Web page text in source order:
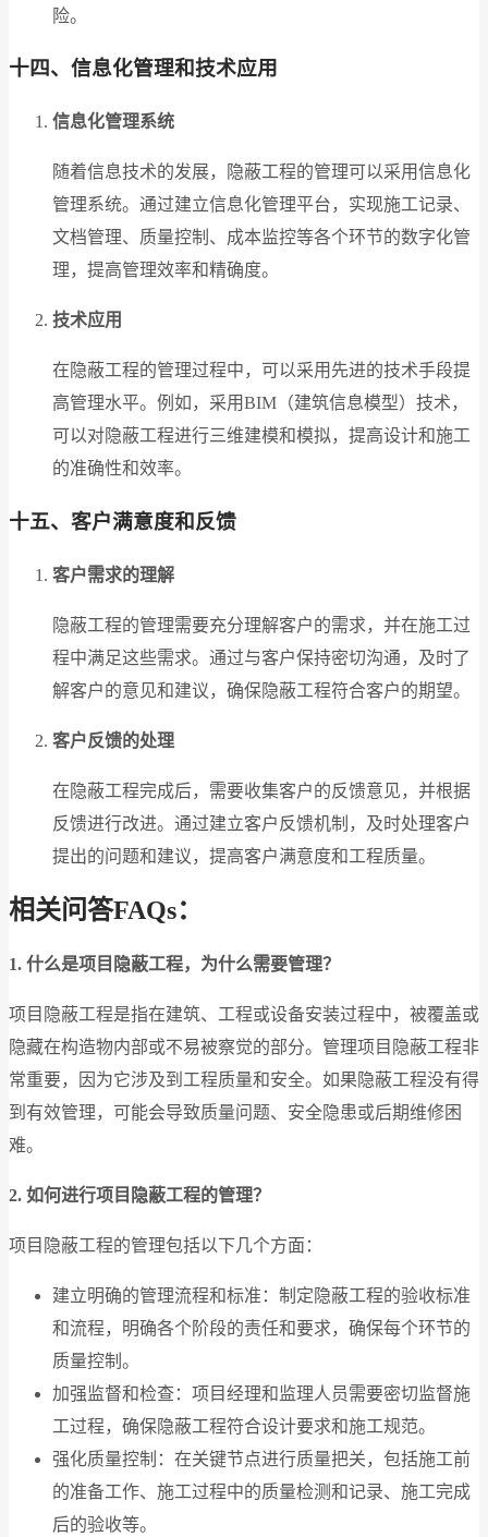
险。
十四、信息化管理和技术应用
信息化管理系统
随着信息技术的发展，隐蔽工程的管理可以采用信息化
管理系统。通过建立信息化管理平台，实现施工记录、
文档管理、质量控制、成本监控等各个环节的数字化管
理，提高管理效率和精确度。
技术应用
在隐蔽工程的管理过程中，可以采用先进的技术手段提
高管理水平。例如，采用BIM（建筑信息模型）技术，
可以对隐蔽工程进行三维建模和模拟，提高设计和施工
的准确性和效率。
十五、客户满意度和反馈
客户需求的理解
隐蔽工程的管理需要充分理解客户的需求，并在施工过
程中满足这些需求。通过与客户保持密切沟通，及时了
解客户的意见和建议，确保隐蔽工程符合客户的期望。
客户反馈的处理
在隐蔽工程完成后，需要收集客户的反馈意见，并根据
反馈进行改进。通过建立客户反馈机制，及时处理客户
提出的问题和建议，提高客户满意度和工程质量。
相关问答FAQs：
1. 什么是项目隐蔽工程，为什么需要管理？
项目隐蔽工程是指在建筑、工程或设备安装过程中，被覆盖或
隐藏在构造物内部或不易被察觉的部分。管理项目隐蔽工程非
常重要，因为它涉及到工程质量和安全。如果隐蔽工程没有得
到有效管理，可能会导致质量问题、安全隐患或后期维修困
难。
2. 如何进行项目隐蔽工程的管理？
项目隐蔽工程的管理包括以下几个方面：
建立明确的管理流程和标准：制定隐蔽工程的验收标准
和流程，明确各个阶段的责任和要求，确保每个环节的
质量控制。
加强监督和检查：项目经理和监理人员需要密切监督施
工过程，确保隐蔽工程符合设计要求和施工规范。
强化质量控制：在关键节点进行质量把关，包括施工前
的准备工作、施工过程中的质量检测和记录、施工完成
后的验收等。